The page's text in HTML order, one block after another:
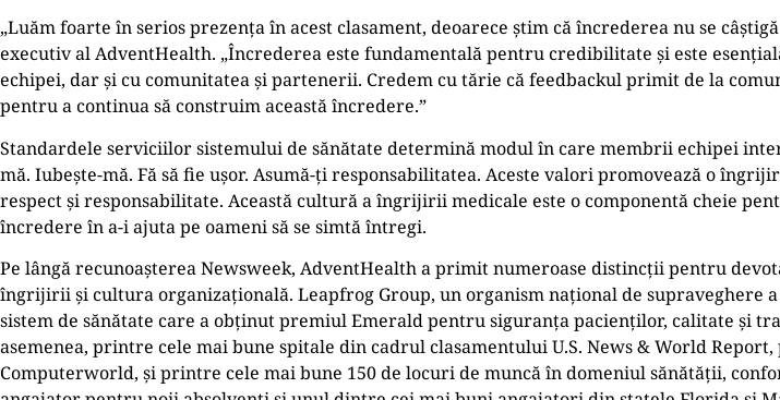
„Luăm foarte în serios prezența în acest clasament, deoarece știm că încrederea nu se
executiv al AdventHealth. „Încrederea este fundamentală pentru credibilitate și este
echipei, dar și cu comunitatea și partenerii. Credem cu tărie că feedbackul primit de la
pentru a continua să construim această încredere.”
Standardele serviciilor sistemului de sănătate determină modul în care membrii echipei
mă. Iubește-mă. Fă să fie ușor. Asumă-ți responsabilitatea. Aceste valori promovează o
respect și responsabilitate. Această cultură a îngrijirii medicale este o componentă cheie
încredere în a-i ajuta pe oameni să se simtă întregi.
Pe lângă recunoașterea Newsweek, AdventHealth a primit numeroase distincții pentru
îngrijirii și cultura organizațională. Leapfrog Group, un organism național de
sistem de sănătate care a obținut premiul Emerald pentru siguranța pacienților, calitate și
asemenea, printre cele mai bune spitale din cadrul clasamentului U.S. News & World
Computerworld, și printre cele mai bune 150 de locuri de muncă în domeniul sănătății,